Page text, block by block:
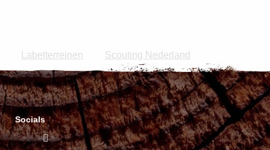
Labelterreinen Scouting Nederland
Socials